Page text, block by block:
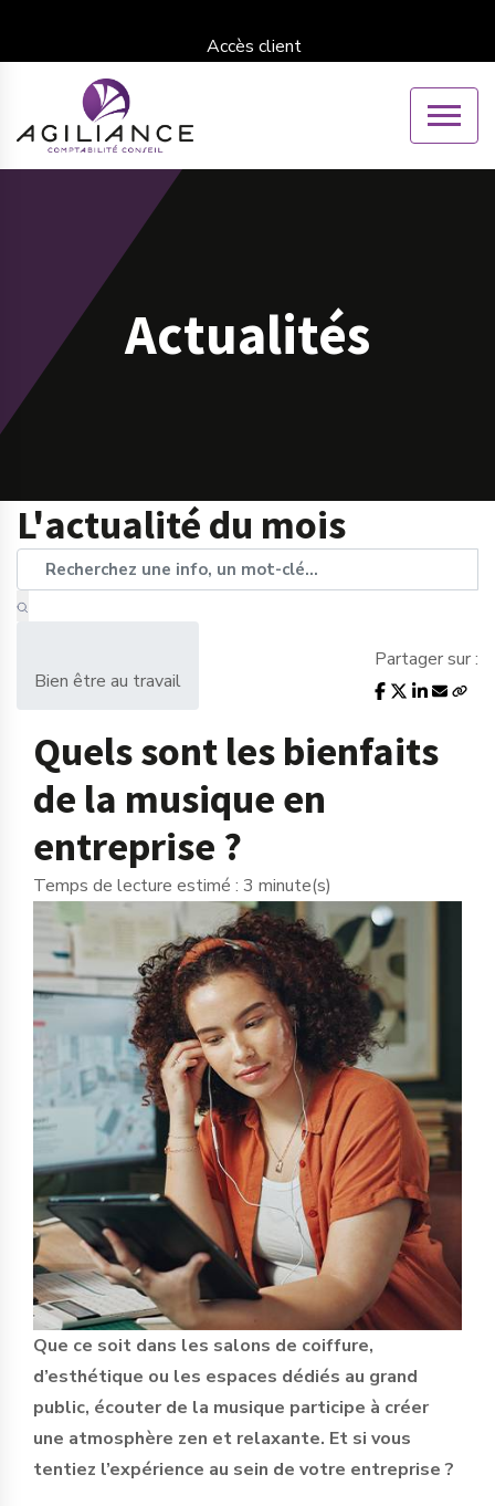
Accès client
Actualités
L'actualité du mois
Bien être au travail
Partager sur :
Quels sont les bienfaits
de la musique en
entreprise ?
Temps de lecture estimé : 3 minute(s)
Que ce soit dans les salons de coiffure,
d’esthétique ou les espaces dédiés au grand
public, écouter de la musique participe à créer
une atmosphère zen et relaxante. Et si vous
tentiez l’expérience au sein de votre entreprise ?